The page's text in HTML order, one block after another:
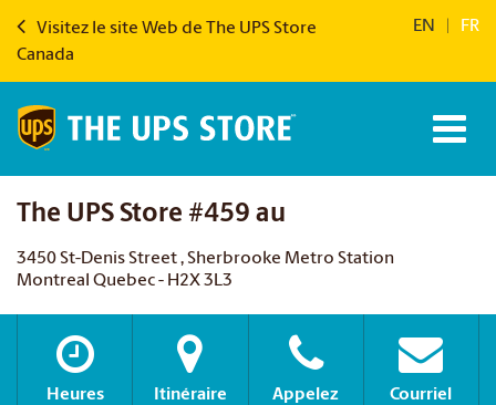
Visitez le site Web de The UPS Store
Canada
EN FR
The UPS Store #459 au
3450 St-Denis Street , Sherbrooke Metro Station
Montreal Quebec - H2X 3L3
Heures Itinéraire Appelez Courriel